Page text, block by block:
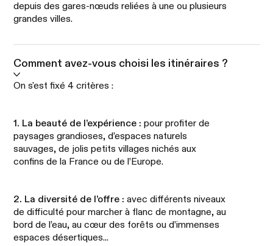
depuis des gares-nœuds reliées à une ou plusieurs
grandes villes.
Comment avez-vous choisi les itinéraires ?
On s'est fixé 4 critères :
1. La beauté de l’expérience :pour profiter de
paysages grandioses, d’espaces naturels
sauvages, de jolis petits villages nichés aux
confins de la France ou de l’Europe.
2. La diversité de l’offre : avec différents niveaux
de difficulté pour marcher à flanc de montagne, au
bord de l’eau, au cœur des forêts ou d’immenses
espaces désertiques...